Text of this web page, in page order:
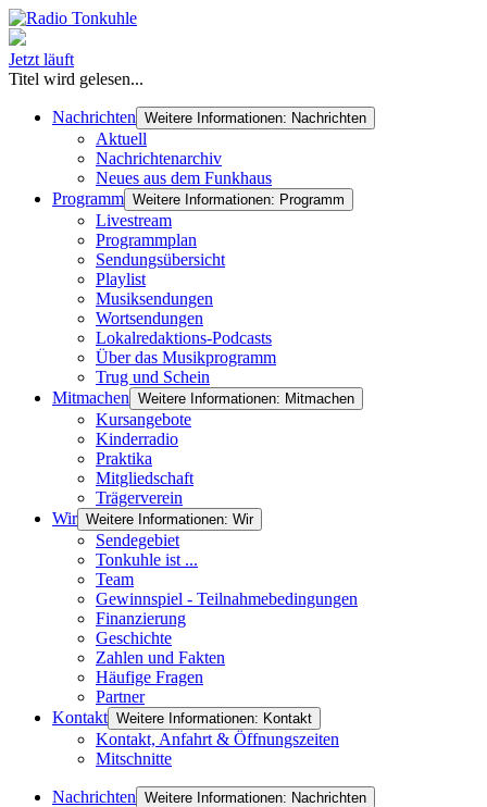
Jetzt läuft
Titel wird gelesen...
Nachrichten Weitere Informationen: Nachrichten
Aktuell
Nachrichtenarchiv
Neues aus dem Funkhaus
Programm Weitere Informationen: Programm
Livestream
Programmplan
Sendungsübersicht
Playlist
Musiksendungen
Wortsendungen
Lokalredaktions-Podcasts
Über das Musikprogramm
Trug und Schein
Mitmachen Weitere Informationen: Mitmachen
Kursangebote
Kinderradio
Praktika
Mitgliedschaft
Trägerverein
Wir Weitere Informationen: Wir
Sendegebiet
Tonkuhle ist ...
Team
Gewinnspiel - Teilnahmebedingungen
Finanzierung
Geschichte
Zahlen und Fakten
Häufige Fragen
Partner
Kontakt Weitere Informationen: Kontakt
Kontakt, Anfahrt & Öffnungszeiten
Mitschnitte
Nachrichten Weitere Informationen: Nachrichten